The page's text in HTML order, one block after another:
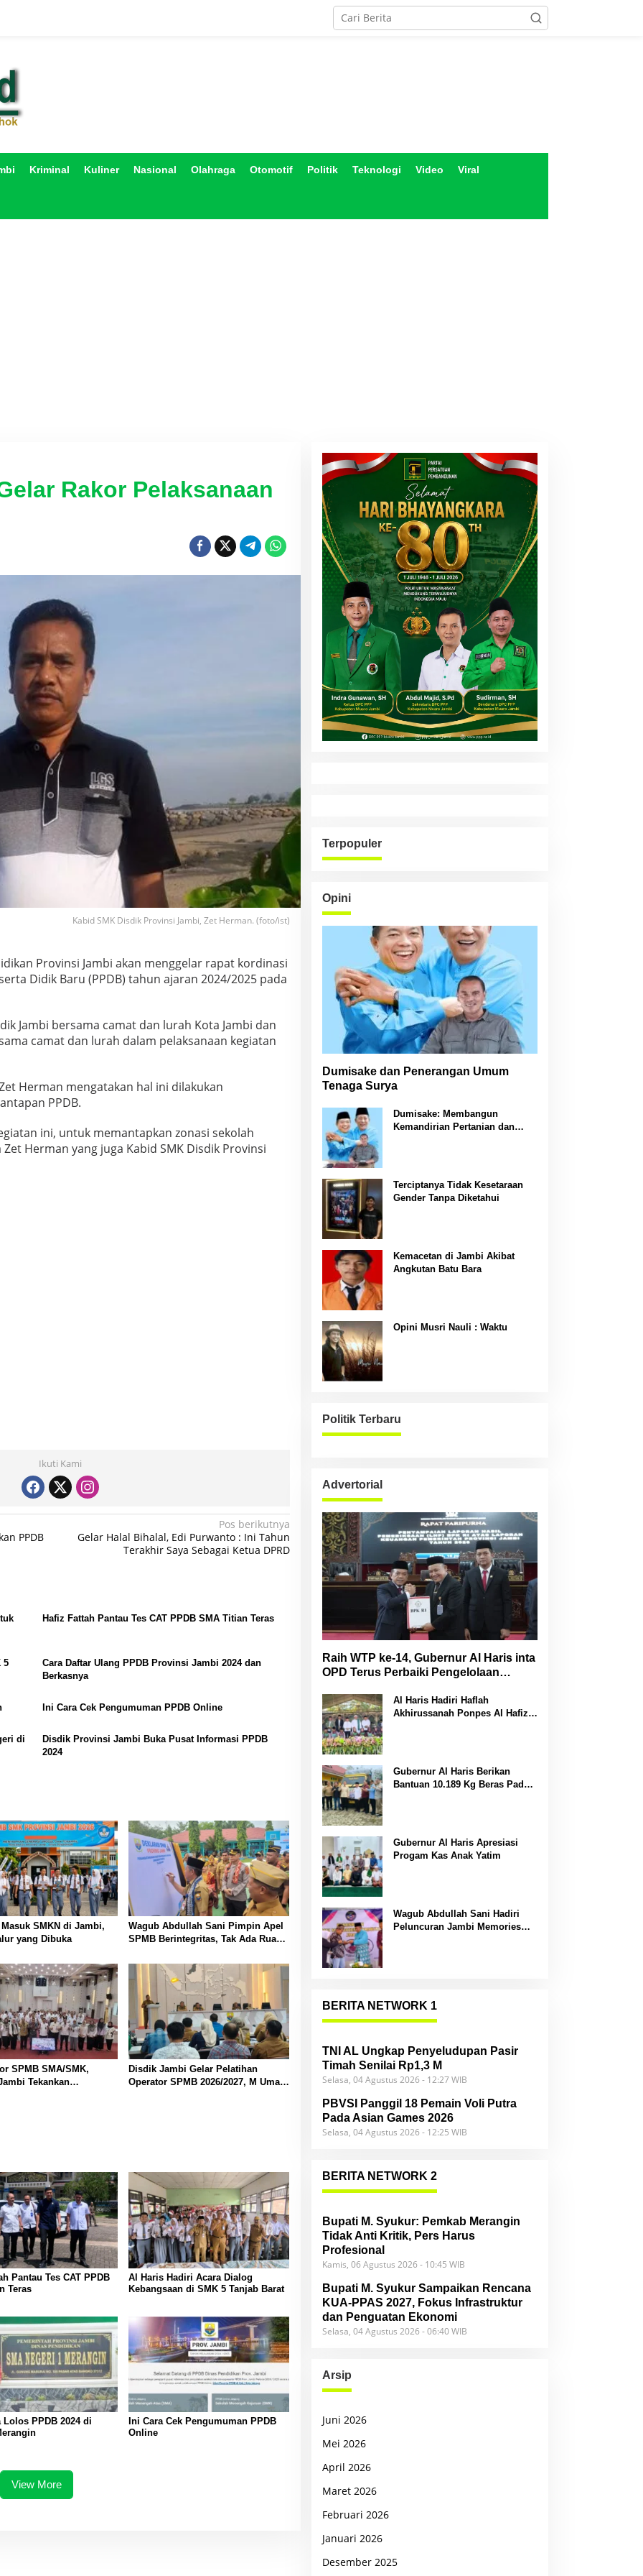
Kriminal Kuliner Nasional Olahraga Otomotif Politik Teknologi Video Viral
Rakor Pelaksanaan
Kabid SMK Disdik Provinsi Jambi, Zet Herman. (foto/ist)
Provinsi Jambi akan menggelar rapat kordinasi
Didik Baru (PPDB) tahun ajaran 2024/2025 pada
Jambi bersama camat dan lurah Kota Jambi dan
camat dan lurah dalam pelaksanaan kegiatan
Herman mengatakan hal ini dilakukan
PPDB.
ini, untuk memantapkan zonasi sekolah
Zet Herman yang juga Kabid SMK Disdik Provinsi
Ikuti Kami
PPDB
Pos berikutnya
Gelar Halal Bihalal, Edi Purwanto : Ini Tahun
Terakhir Saya Sebagai Ketua DPRD
Hafiz Fattah Pantau Tes CAT PPDB SMA Titian Teras
5
Cara Daftar Ulang PPDB Provinsi Jambi 2024 dan
Berkasnya
Ini Cara Cek Pengumuman PPDB Online
di
Disdik Provinsi Jambi Buka Pusat Informasi PPDB
2024
Masuk SMKN di Jambi,
yang Dibuka
Wagub Abdullah Sani Pimpin Apel
SPMB Berintegritas, Tak Ada Ruang
SPMB SMA/SMK,
Tekankan
Disdik Jambi Gelar Pelatihan
Operator SPMB 2026/2027, M Umar
Pantau Tes CAT PPDB
Teras
Al Haris Hadiri Acara Dialog
Kebangsaan di SMK 5 Tanjab Barat
Lolos PPDB 2024 di
Ini Cara Cek Pengumuman PPDB
Online
View More
Terpopuler
Opini
Dumisake dan Penerangan Umum
Tenaga Surya
Dumisake: Membangun
Kemandirian Pertanian dan
Terciptanya Tidak Kesetaraan
Gender Tanpa Diketahui
Kemacetan di Jambi Akibat
Angkutan Batu Bara
Opini Musri Nauli : Waktu
Politik Terbaru
Advertorial
Raih WTP ke-14, Gubernur Al Haris inta
OPD Terus Perbaiki Pengelolaan
Al Haris Hadiri Haflah
Akhirussanah Ponpes Al Hafizh
Gubernur Al Haris Berikan
Bantuan 10.189 Kg Beras Pada
Gubernur Al Haris Apresiasi
Progam Kas Anak Yatim
Wagub Abdullah Sani Hadiri
Peluncuran Jambi Memories
BERITA NETWORK 1
TNI AL Ungkap Penyeludupan Pasir
Timah Senilai Rp1,3 M
Selasa, 04 Agustus 2026 - 12:27 WIB
PBVSI Panggil 18 Pemain Voli Putra
Pada Asian Games 2026
Selasa, 04 Agustus 2026 - 12:25 WIB
BERITA NETWORK 2
Bupati M. Syukur: Pemkab Merangin
Tidak Anti Kritik, Pers Harus
Profesional
Kamis, 06 Agustus 2026 - 10:45 WIB
Bupati M. Syukur Sampaikan Rencana
KUA-PPAS 2027, Fokus Infrastruktur
dan Penguatan Ekonomi
Selasa, 04 Agustus 2026 - 06:40 WIB
Arsip
Juni 2026
Mei 2026
April 2026
Maret 2026
Februari 2026
Januari 2026
Desember 2025